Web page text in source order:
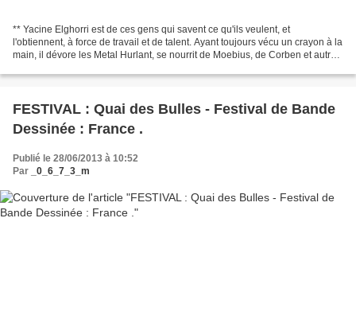
** Yacine Elghorri est de ces gens qui savent ce qu'ils veulent, et
l'obtiennent, à force de travail et de talent. Ayant toujours vécu un crayon à la
main, il dévore les Metal Hurlant, se nourrit de Moebius, de Corben et autres
FESTIVAL : Quai des Bulles - Festival de Bande
Dessinée : France .
Publié le 28/06/2013 à 10:52
Par
_0_6_7_3_m